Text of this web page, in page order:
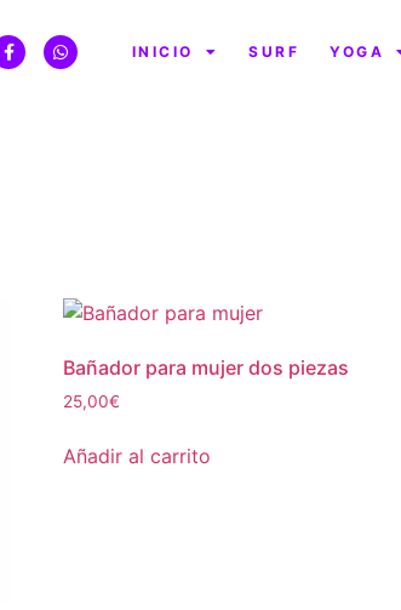
INICIO SURF YOGA
Bañador para mujer dos piezas
25,00€
Añadir al carrito